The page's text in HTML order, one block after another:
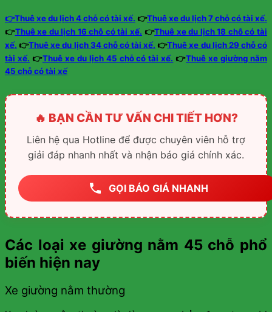
👉Thuê xe du lịch 4 chỗ có tài xế. 👉Thuê xe du lịch 7 chỗ có tài xế.
👉Thuê xe du lịch 16 chỗ có tài xế. 👉Thuê xe du lịch 18 chỗ có tài
xế. 👉Thuê xe du lịch 34 chỗ có tài xế. 👉Thuê xe du lịch 29 chỗ có
tài xế. 👉Thuê xe du lịch 45 chỗ có tài xế. 👉Thuê xe giường nằm
45 chỗ có tài xế
🔥 BẠN CẦN TƯ VẤN CHI TIẾT HƠN?
Liên hệ qua Hotline để được chuyên viên hỗ trợ
giải đáp nhanh nhất và nhận báo giá chính xác.
GỌI BÁO GIÁ NHANH
Các loại xe giường nằm 45 chỗ phổ
biến hiện nay
Xe giường nằm thường